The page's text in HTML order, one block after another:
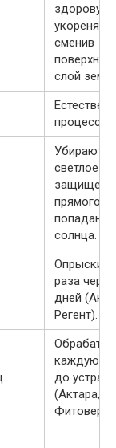
здоровую
укореняют,
сменив
слой
процесс.
Убирают в
светлое
прямого
попадания
солнца.
раза
дней
Регент).
каждую
до
(Актара,